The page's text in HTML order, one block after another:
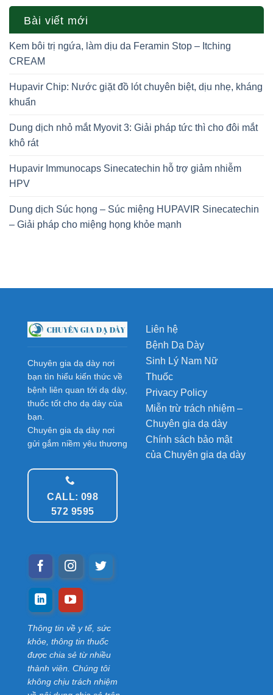
Bài viết mới
Kem bôi trị ngứa, làm dịu da Feramin Stop – Itching
CREAM
Hupavir Chip: Nước giặt đồ lót chuyên biệt, dịu nhẹ, kháng
khuẩn
Dung dịch nhỏ mắt Myovit 3: Giải pháp tức thì cho đôi mắt
khô rát
Hupavir Immunocaps Sinecatechin hỗ trợ giảm nhiễm
HPV
Dung dịch Súc họng – Súc miệng HUPAVIR Sinecatechin
– Giải pháp cho miệng họng khỏe mạnh
Chuyên gia dạ dày nơi
bạn tìn hiểu kiến thức về
bệnh liên quan tới dạ dày,
thuốc tốt cho dạ dày của
bạn.
Chuyên gia dạ dày nơi
gửi gắm niềm yêu thương
CALL: 098
572 9595
Liên hệ
Bệnh Dạ Dày
Sinh Lý Nam Nữ
Thuốc
Privacy Policy
Miễn trừ trách nhiệm –
Chuyên gia dạ dày
Chính sách bảo mật
của Chuyên gia dạ dày
Thông tin về y tế, sức
khỏe, thông tin thuốc
được chia sẻ từ nhiều
thành viên. Chúng tôi
không chịu trách nhiệm